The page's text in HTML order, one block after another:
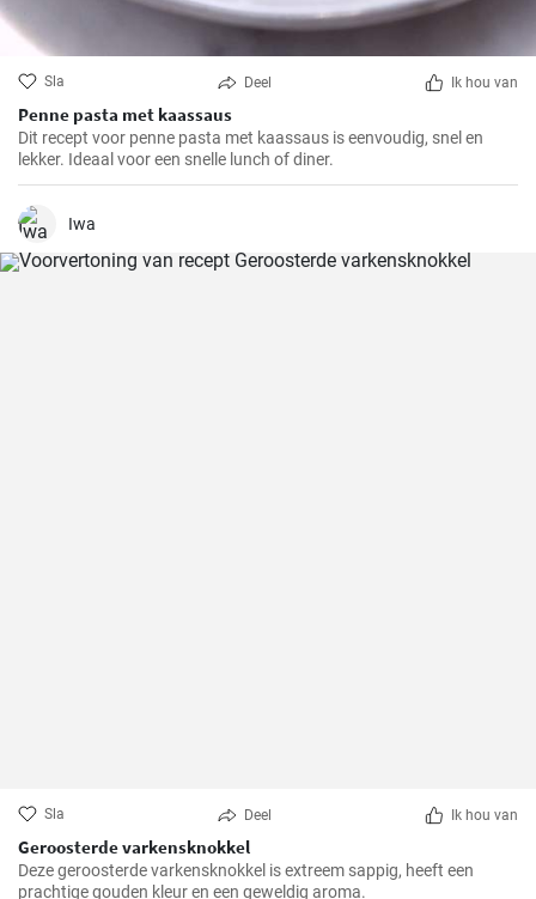
Sla Deel Ik hou van
Penne pasta met kaassaus
Dit recept voor penne pasta met kaassaus is eenvoudig, snel en
lekker. Ideaal voor een snelle lunch of diner.
Iwa
Sla Deel Ik hou van
Geroosterde varkensknokkel
Deze geroosterde varkensknokkel is extreem sappig, heeft een
prachtige gouden kleur en een geweldig aroma.